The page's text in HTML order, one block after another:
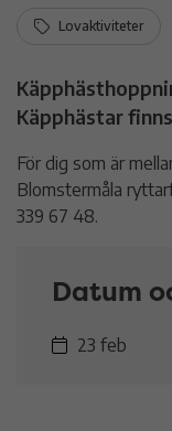
Lovaktiviteter
Käpphästar
För dig som är
Blomstermåla
339 67 48.
Datum
23 feb